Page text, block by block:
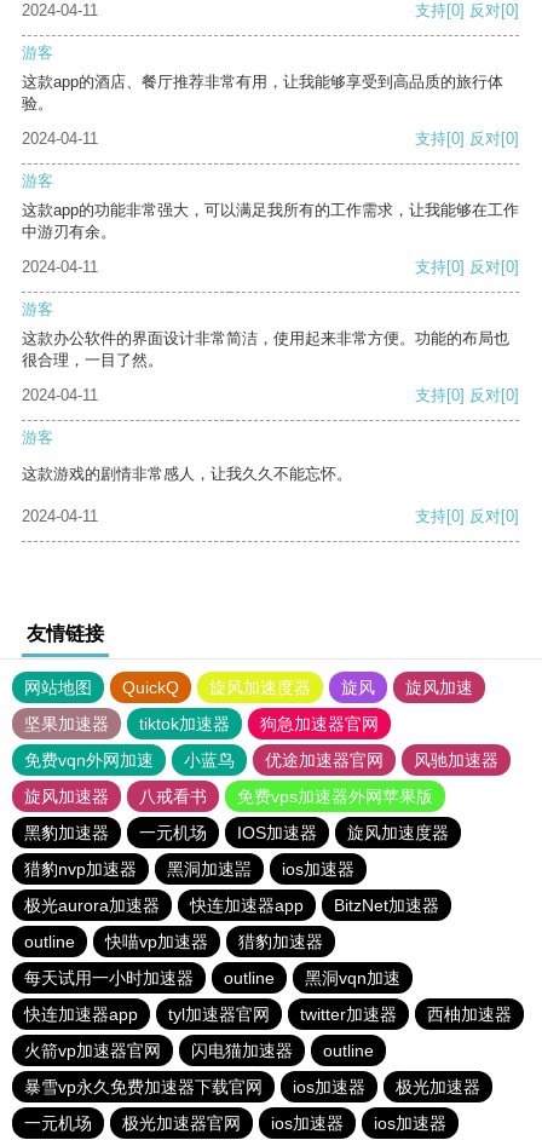
2024-04-11
支持[0] 反对[0]
游客
这款app的酒店、餐厅推荐非常有用，让我能够享受到高品质的旅行体
验。
2024-04-11
支持[0] 反对[0]
游客
这款app的功能非常强大，可以满足我所有的工作需求，让我能够在工作
中游刃有余。
2024-04-11
支持[0] 反对[0]
游客
这款办公软件的界面设计非常简洁，使用起来非常方便。功能的布局也
很合理，一目了然。
2024-04-11
支持[0] 反对[0]
游客
这款游戏的剧情非常感人，让我久久不能忘怀。
2024-04-11 支持[0] 反对[0]
友情链接
网站地图 QuickQ 旋风加速度器 旋风
旋风加速
坚果加速器
tiktok加速器
狗急加速器官网
免费vqn外网加速
小蓝鸟 优途加速器官网
风驰加速器
旋风加速器
八戒看书
免费vps加速器外网苹果版
黑豹加速器
一元机场 IOS加速器
旋风加速度器
猎豹nvp加速器
黑洞加速噐
ios加速器
极光aurora加速器
快连加速器app
BitzNet加速器
outline
快喵vp加速器
猎豹加速器
每天试用一小时加速器
outline
黑洞vqn加速
快连加速器app
tyl加速器官网 twitter加速器
西柚加速器
火箭vp加速器官网
闪电猫加速器
outline
暴雪vp永久免费加速器下载官网
ios加速器
极光加速器
一元机场
极光加速器官网 ios加速器 ios加速器